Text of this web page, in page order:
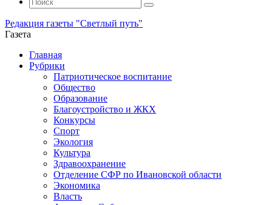
Поиск
Редакция газеты "Светлый путь"
Газета
Промотать
содержимому
Главная
Рубрики
Патриотическое воспитание
Общество
Образование
Благоустройство и ЖКХ
Конкурсы
Спорт
Экология
Культура
Здравоохранение
Отделение СФР по Ивановской области
Экономика
Власть